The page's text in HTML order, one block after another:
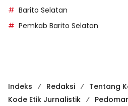
Barito Selatan
Pemkab Barito Selatan
Indeks Redaksi
Tentang
Kode Etik Jurnalistik